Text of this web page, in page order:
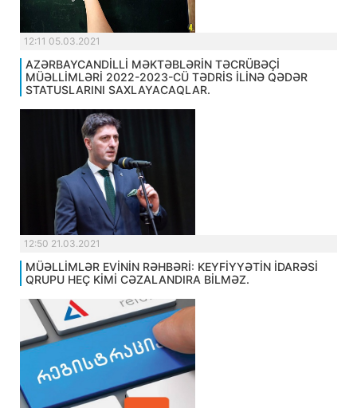
12:11 05.03.2021
AZƏRBAYCANDİLLİ MƏKTƏBLƏRİN TƏCRÜBƏÇİ
MÜƏLLİMLƏRİ 2022-2023-CÜ TƏDRİS İLİNƏ QƏDƏR
STATUSLARINI SAXLAYACAQLAR.
12:50 21.03.2021
MÜƏLLİMLƏR EVİNİN RƏHBƏRİ: KEYFİYYƏTİN İDARƏSİ
QRUPU HEÇ KİMİ CƏZALANDIRA BİLMƏZ.